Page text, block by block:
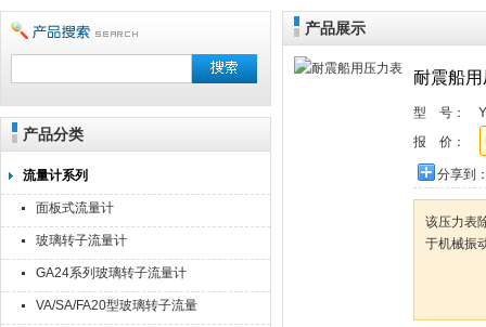
产品分类
流量计系列
面板式流量计
玻璃转子流量计
GA24系列玻璃转子流量计
VA/SA/FA20型玻璃转子流量
产品展示
耐震船
型 号：
报 价：
分享到
该压力表
于机械振